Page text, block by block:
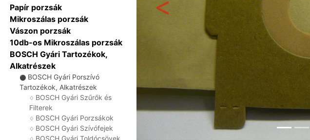
Papír porzsák
Mikroszálas porzsák
Vászon porzsák
10db-os Mikroszálas porzsák
BOSCH Gyári Tartozékok,
Alkatrészek
⚫ BOSCH Gyári Porszívó
Tartozékok, Alkatrészek
♢ BOSCH Gyári Szűrők és
Filterek
♢ BOSCH Gyári Porzsákok
♢ BOSCH Gyári Szívófejek
BOSCH Gyári Toldócsövek
Előző